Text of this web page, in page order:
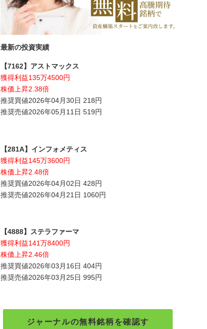
最新の投資実績
【7162】アストマックス
獲得利益135万4500円
株価上昇2.38倍
推奨買値2026年04月30日 218円
推奨売値2026年05月11日 519円
【281A】インフォメティス
獲得利益145万3600円
株価上昇2.48倍
推奨買値2026年04月02日 428円
推奨売値2026年04月21日 1060円
【4888】ステラファーマ
獲得利益141万8400円
株価上昇2.46倍
推奨買値2026年03月16日 404円
推奨売値2026年03月25日 995円
ジャーナルの無料銘柄を確認す